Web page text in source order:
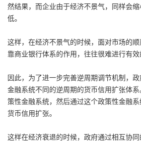
然结果，而企业由于经济不景气，同样会
低。
这样，在经济不景气的时候，面对市场的
靠商业银行体系的作用，往往很难进行有效
因此，为了进一步完善逆周期调节机制，
金融系统不同的逆周期的货币信用扩张体
策性金融系统，然后通过这个政策性金融
货币信用扩张。
这样在经济衰退的时候，政府通过相互协